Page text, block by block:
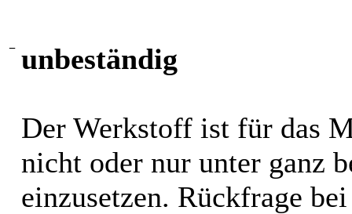
− unbeständig
Der Werkstoff ist für das
nicht oder nur unter ganz
einzusetzen. Rückfrage